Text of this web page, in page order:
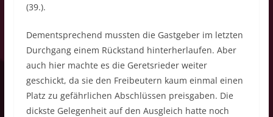
(39.).
Dementsprechend mussten die Gastgeber im letzten
Durchgang einem Rückstand hinterherlaufen. Aber
auch hier machte es die Geretsrieder weiter
geschickt, da sie den Freibeutern kaum einmal einen
Platz zu gefährlichen Abschlüssen preisgaben. Die
dickste Gelegenheit auf den Ausgleich hatte noch